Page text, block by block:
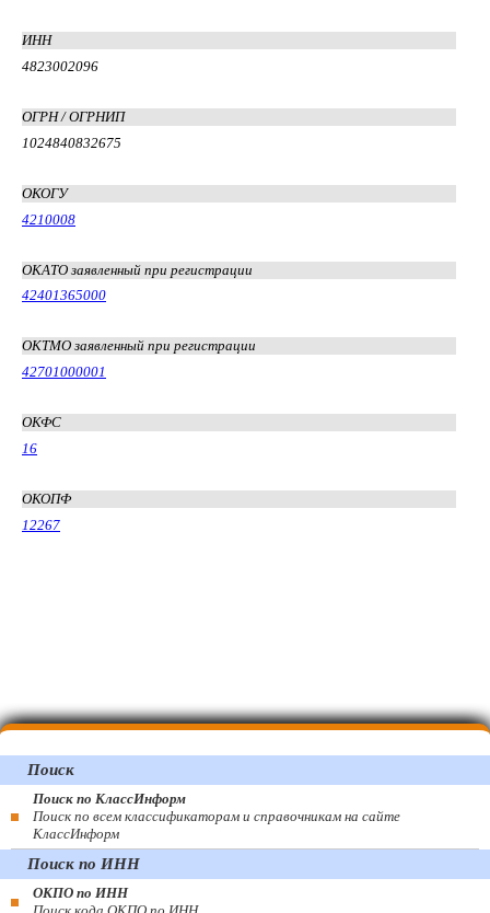
ИНН
4823002096
ОГРН / ОГРНИП
1024840832675
ОКОГУ
4210008
ОКАТО заявленный при регистрации
42401365000
ОКТМО заявленный при регистрации
42701000001
ОКФС
16
ОКОПФ
12267
Поиск
Поиск по КлассИнформ
Поиск по всем классификаторам и справочникам на сайте
КлассИнформ
Поиск по ИНН
ОКПО по ИНН